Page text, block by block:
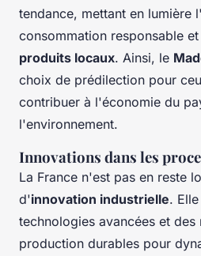
tendance, mettant en lumière
consommation responsable et
produits locaux. Ainsi, le
choix de prédilection pour
contribuer à l'économie du
l'environnement.
Innovations dans les
La France n'est pas en reste
d'innovation industrielle.
technologies avancées et des
production durables pour